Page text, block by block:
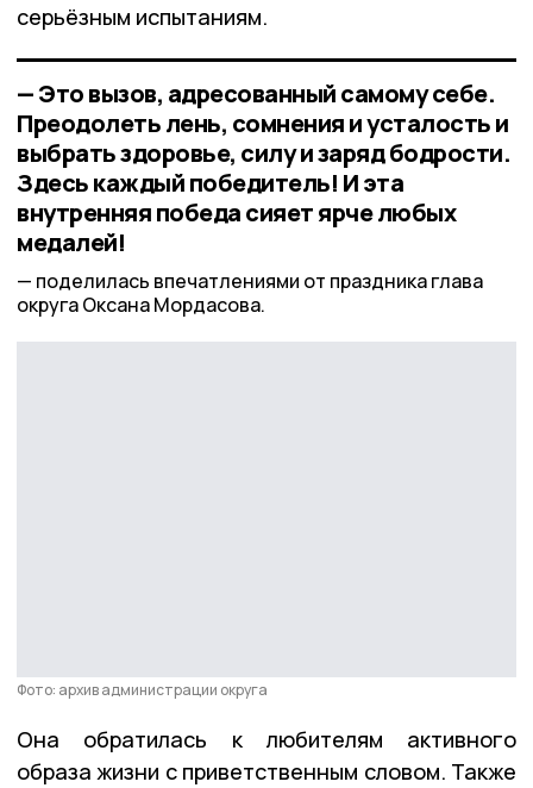
серьёзным испытаниям.
— Это вызов, адресованный самому себе.
Преодолеть лень, сомнения и усталость и
выбрать здоровье, силу и заряд бодрости.
Здесь каждый победитель! И эта
внутренняя победа сияет ярче любых
медалей!
поделилась впечатлениями от праздника глава
округа Оксана Мордасова.
Фото: архив администрации округа
Она обратилась к любителям активного
образа жизни с приветственным словом. Также